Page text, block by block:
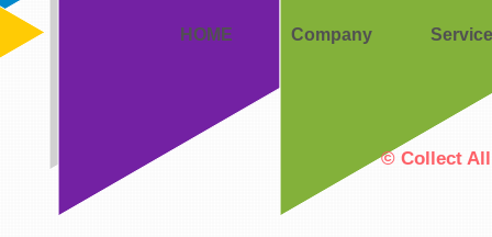
HOME Company Service
© Collect